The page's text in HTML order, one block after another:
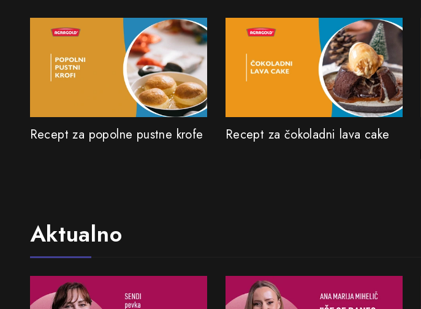
Recept za popolne pustne krofe Recept za čokoladni lava cake
Aktualno